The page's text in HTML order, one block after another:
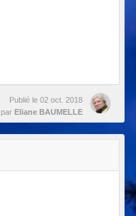
Publié le 02 oct. 2018
par Eliane BAUMELLE